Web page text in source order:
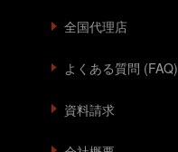
全国代理店
よくある質問 (FAQ)
資料請求